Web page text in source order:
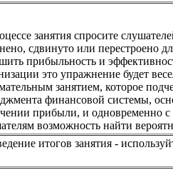
занятия спросите
сдвинуто или перестроено
прибыльность и
это упражнение будет
занятием, которое
финансовой системы,
прибыли, и одновременно с
возможность найти
итогов занятия -